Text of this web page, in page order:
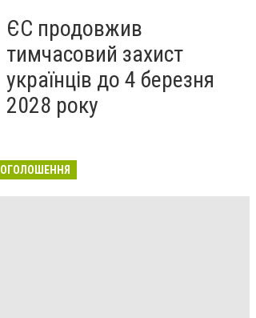
ЄС продовжив
тимчасовий захист
українців до 4 березня
2028 року
ОГОЛОШЕННЯ